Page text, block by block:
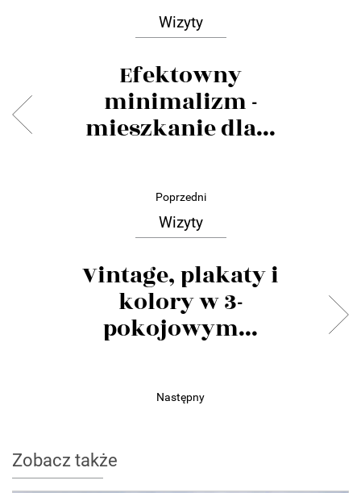
Wizyty
Efektowny
minimalizm -
mieszkanie dla...
Poprzedni
Wizyty
Vintage, plakaty i
kolory w 3-
pokojowym...
Następny
Zobacz także